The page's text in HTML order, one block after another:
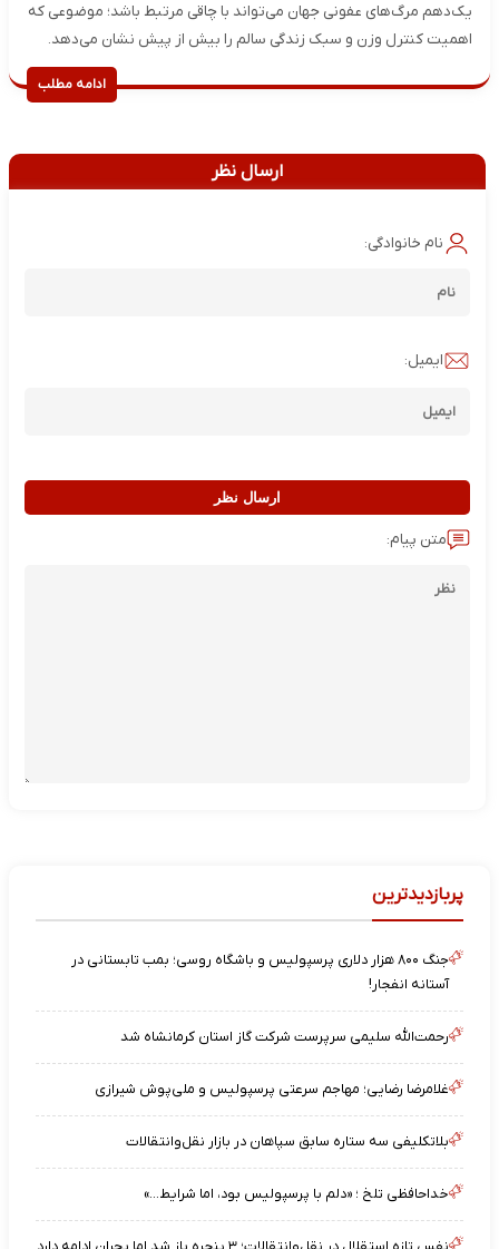
یک‌دهم مرگ‌های عفونی جهان می‌تواند با چاقی مرتبط باشد؛ موضوعی که
اهمیت کنترل وزن و سبک زندگی سالم را بیش از پیش نشان می‌دهد.
ادامه مطلب
ارسال نظر
نام خانوادگی:
ایمیل:
ارسال نظر
متن پیام:
پربازدیدترین
جنگ ۸۰۰ هزار دلاری پرسپولیس و باشگاه روسی؛ بمب تابستانی در
آستانه انفجار!
رحمت‌الله سلیمی سرپرست شرکت گاز استان کرمانشاه شد
غلامرضا رضایی؛ مهاجم سرعتی پرسپولیس و ملی‌پوش شیرازی
بلاتکلیفی سه ستاره سابق سپاهان در بازار نقل‌وانتقالات
خداحافظی تلخ ؛ «دلم با پرسپولیس بود، اما شرایط…»